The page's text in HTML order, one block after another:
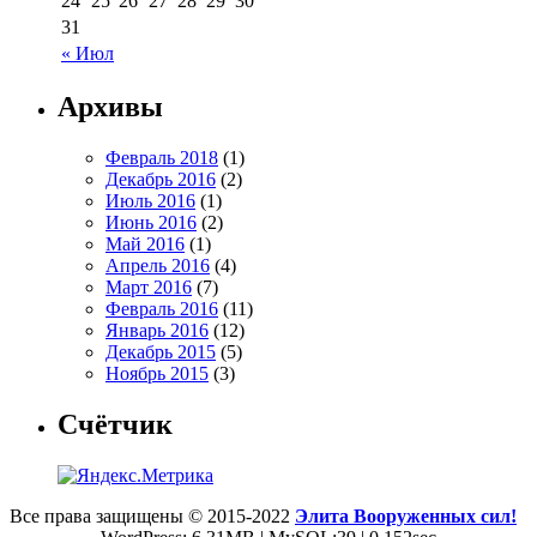
« Июл
31
Архивы
Февраль 2018 (1)
Декабрь 2016 (2)
Июль 2016 (1)
Июнь 2016 (2)
Май 2016 (1)
Апрель 2016 (4)
Март 2016 (7)
Февраль 2016 (11)
Январь 2016 (12)
Декабрь 2015 (5)
Ноябрь 2015 (3)
Счётчик
Все права защищены © 2015-2022 Элита Вооруженных сил!